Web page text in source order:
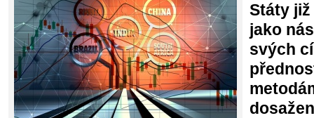
Státy
jako
svých